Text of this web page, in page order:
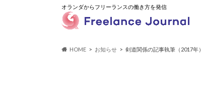
オランダからフリーランスの働き方を発信
HOME お知らせ 剣道関係の記事執筆（2017年）